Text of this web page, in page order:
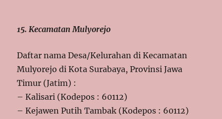
15. Kecamatan Mulyorejo
Daftar nama Desa/Kelurahan di Kecamatan
Mulyorejo di Kota Surabaya, Provinsi Jawa
Timur (Jatim) :
– Kalisari (Kodepos : 60112)
– Kejawen Putih Tambak (Kodepos : 60112)